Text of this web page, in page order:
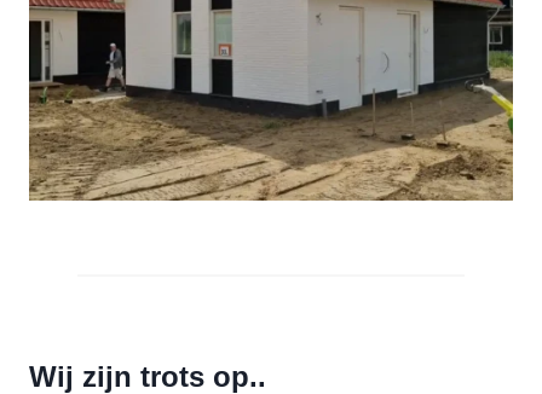
Wij zijn trots op..